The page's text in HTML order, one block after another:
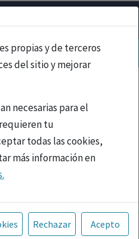
propias y de terceros
del sitio y mejorar
necesarias para el
tu
todas las cookies,
más información en
en la Página Web está
español y, por
sanitarios legalmente
Rechazar Acepto